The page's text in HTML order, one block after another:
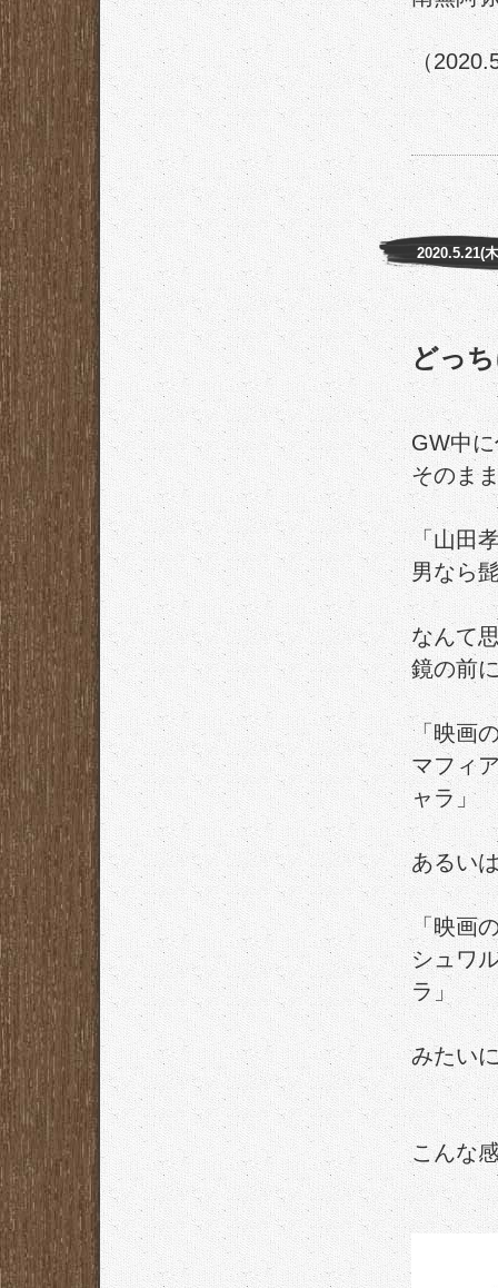
（
2020.5.21(
どっ
GW中
そのま
「山田
男なら
なんて
鏡の前
「映画
マフィ
ャラ」
あるい
「映画
シュワ
ラ」
みたい
こんな